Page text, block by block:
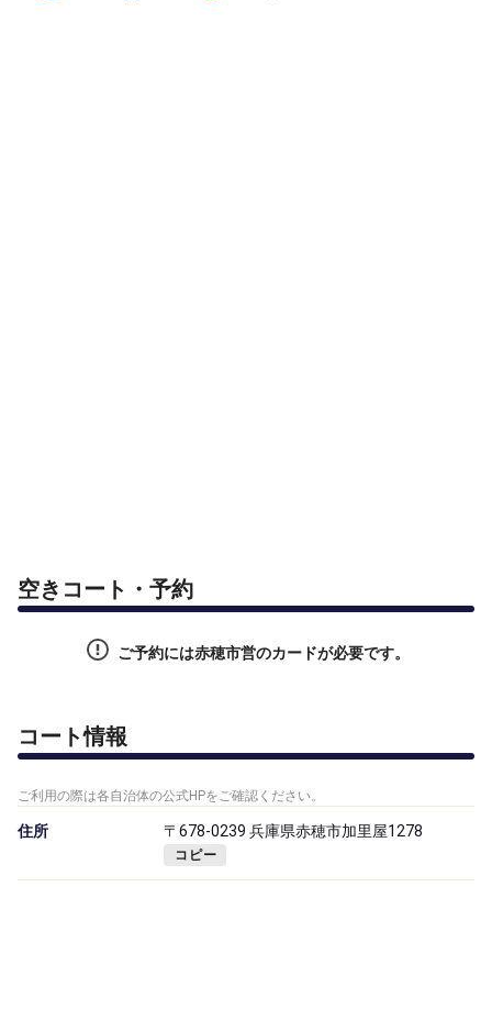
空きコート・予約
ご予約には赤穂市営のカードが必要です。
コート情報
ご利用の際は各自治体の公式HPをご確認ください。
住所 〒678-0239 兵庫県赤穂市加里屋1278
コピー